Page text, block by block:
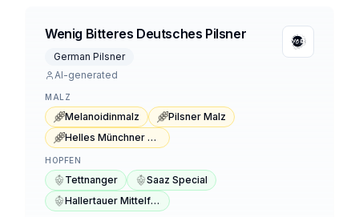
Wenig Bitteres Deutsches Pilsner
German Pilsner
AI-generated
MALZ
Melanoidinmalz
Pilsner Malz
Helles Münchner Malz
HOPFEN
Tettnanger
Saaz Special
Hallertauer Mittelfrüh